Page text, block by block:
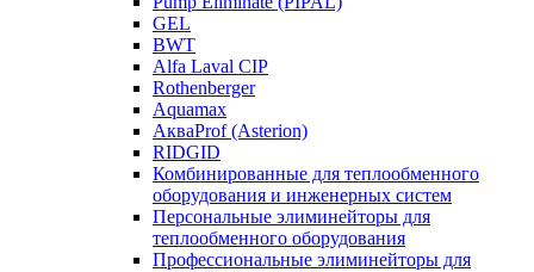
GEL
BWT
Alfa Laval CIP
Rothenberger
Aquamax
АкваProf (Asterion)
RIDGID
Комбинированные для теплообменного
оборудования и инженерных систем
Персональные элиминейторы для
теплообменного оборудования
Профессиональные элиминейторы для